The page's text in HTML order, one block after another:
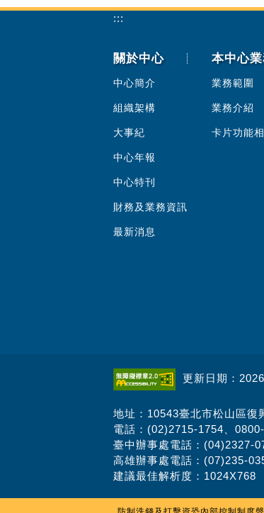
:::
關於中心
中心簡介
組織架構
大事紀
中心年報
中心特刊
財務及業務資訊
最新消息
本中心
業務範圍
業務介紹
卡片功能
更新日期：
地址：10543臺北市松山區復
電話：(02)2715-1754、
臺中辦事處電話：(04)2327-
高雄辦事處電話：(07)235-
建議最佳解析度：